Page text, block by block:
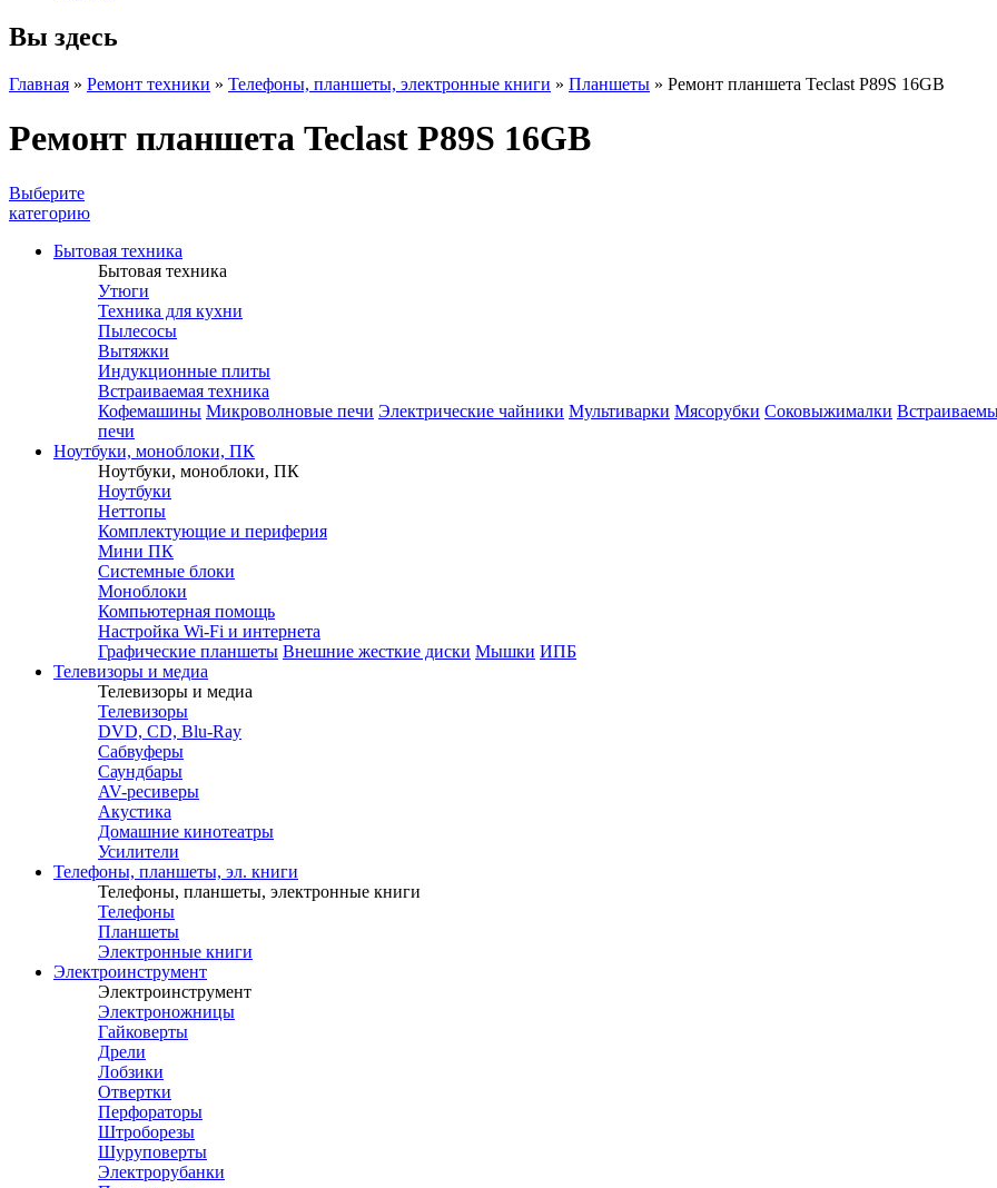
Вы здесь
Главная » Ремонт техники » Телефоны, планшеты, электронные книги » Планшеты » Ремонт планшета Teclast P89S 16GB
Ремонт планшета Teclast P89S 16GB
Выберите
категорию
Бытовая техника
Бытовая техника
Утюги
Техника для кухни
Пылесосы
Вытяжки
Индукционные плиты
Встраиваемая техника
Кофемашины Микроволновые печи Электрические чайники Мультиварки Мясорубки Соковыжималки
печи
Ноутбуки, моноблоки, ПК
Ноутбуки, моноблоки, ПК
Ноутбуки
Неттопы
Комплектующие и периферия
Мини ПК
Системные блоки
Моноблоки
Компьютерная помощь
Настройка Wi-Fi и интернета
Графические планшеты Внешние жесткие диски Мышки ИПБ
Телевизоры и медиа
Телевизоры и медиа
Телевизоры
DVD, CD, Blu-Ray
Сабвуферы
Саундбары
AV-ресиверы
Акустика
Домашние кинотеатры
Усилители
Телефоны, планшеты, эл. книги
Телефоны, планшеты, электронные книги
Телефоны
Планшеты
Электронные книги
Электроинструмент
Электроинструмент
Электроножницы
Гайковерты
Дрели
Лобзики
Отвертки
Перфораторы
Штроборезы
Шуруповерты
Электрорубанки